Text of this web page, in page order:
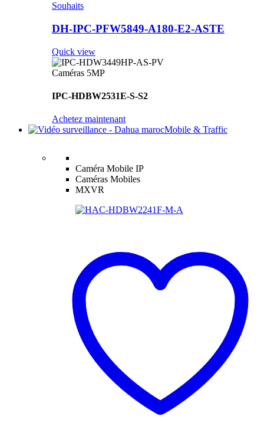
Souhaits
DH-IPC-PFW5849-A180-E2-ASTE
Quick view
Caméras 5MP
IPC-HDBW2531E-S-S2
Achetez maintenant
Mobile & Traffic
Caméra Mobile IP
Caméras Mobiles
MXVR